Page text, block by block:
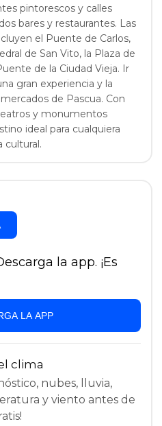
pintorescos y calles
bares y restaurantes. Las
el Puente de Carlos,
de San Vito, la Plaza de
de la Ciudad Vieja. Ir
gran experiencia y la
de Pascua. Con
y monumentos
ideal para cualquiera
cultural.
la app. ¡Es
LA APP
clima
nubes, lluvia,
y viento antes de